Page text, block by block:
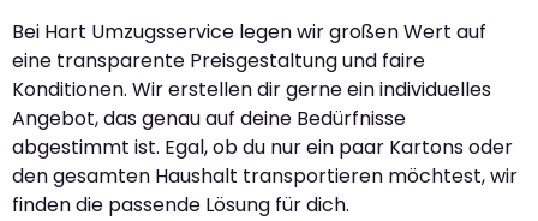
Bei Hart Umzugsservice legen wir großen Wert auf
eine transparente Preisgestaltung und faire
Konditionen. Wir erstellen dir gerne ein individuelles
Angebot, das genau auf deine Bedürfnisse
abgestimmt ist. Egal, ob du nur ein paar Kartons oder
den gesamten Haushalt transportieren möchtest, wir
finden die passende Lösung für dich.